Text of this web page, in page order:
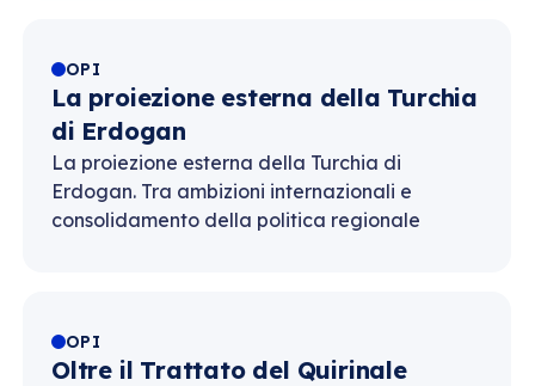
OPI
La proiezione esterna della Turchia
di Erdogan
La proiezione esterna della Turchia di
Erdogan. Tra ambizioni internazionali e
consolidamento della politica regionale
OPI
Oltre il Trattato del Quirinale